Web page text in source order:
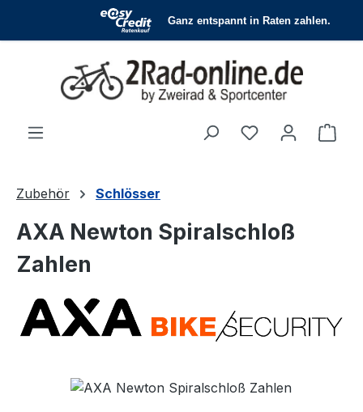
Zum Hauptinhalt springen
Du hast 0
Zubehör Schlösser
AXA Newton Spiralschloß
Zahlen